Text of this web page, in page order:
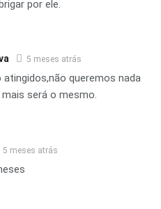
por ele.
5 meses atrás
queremos nada
será o mesmo.
5 meses atrás